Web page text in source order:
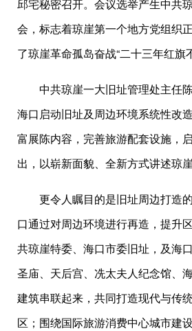
邱宅秘密召开。会议选举产生中共
会，标志着琼崖第一个地方党组织
了琼崖革命孤岛奋战“二十三年红旗
中共琼崖一大旧址管理处主任
海口启动旧址及周边环境系统性改
富展陈内容，完善旅游配套设施，
出，以崭新面貌、全新方式讲述琼崖
更令人瞩目的是旧址周边打造
口通过对周边环境进行再造，提升
共琼崖特委、海口市委旧址，及海
圣庙、天后宫、冼太夫人纪念馆、
建筑串联起来，共同打造现代与传
区；围绕国际旅游消费中心城市建